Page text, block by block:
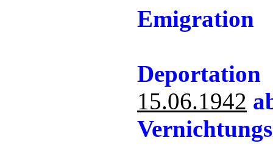
Emigration
Deportation
15.06.1942